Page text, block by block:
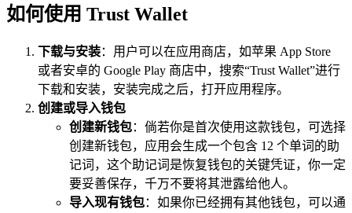
如何使用 Trust Wallet
下载与安装：用户可以在应用商店，如苹果 App Store
或者安卓的 Google Play 商店中，搜索“Trust Wallet”进行
下载和安装，安装完成之后，打开应用程序。
创建或导入钱包
创建新钱包：倘若你是首次使用这款钱包，可选择
创建新钱包，应用会生成一个包含 12 个单词的助
记词，这个助记词是恢复钱包的关键凭证，你一定
要妥善保存，千万不要将其泄露给他人。
导入现有钱包：如果你已经拥有其他钱包，可以通